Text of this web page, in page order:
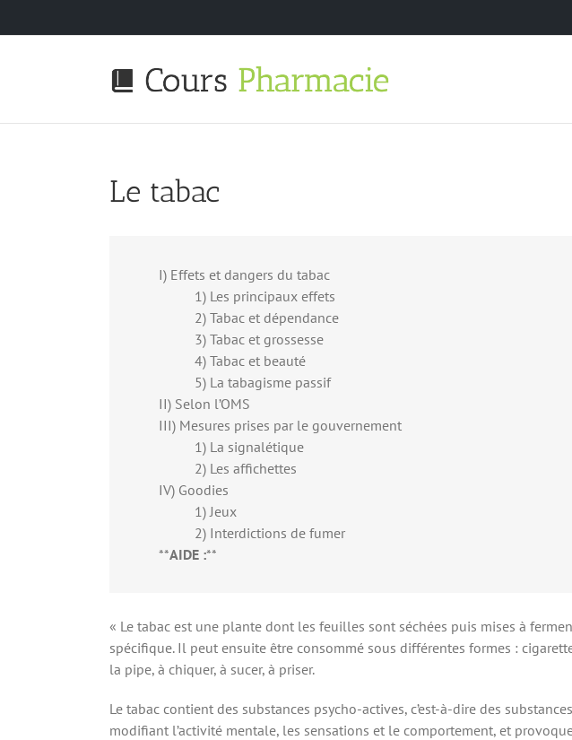
au
Le tabac
I) Effets et dangers du tabac
1) Les principaux effets
2) Tabac et dépendance
3) Tabac et grossesse
4) Tabac et beauté
5) La tabagisme passif
II) Selon l’OMS
III) Mesures prises par le gouvernement
1) La signalétique
2) Les affichettes
IV) Goodies
1) Jeux
2) Interdictions de fumer
**AIDE :**
« Le tabac est une plante dont les feuilles sont séchées puis mises à
spécifique. Il peut ensuite être consommé sous différentes formes :
la pipe, à chiquer, à sucer, à priser.
Le tabac contient des substances psycho-actives, c’est-à-dire des
modifiant l’activité mentale, les sensations et le comportement, et